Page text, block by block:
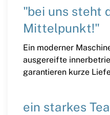
"bei uns steht
Mittelpunkt!"
Ein moderner
ausgereifte
garantieren kurze
ein starkes